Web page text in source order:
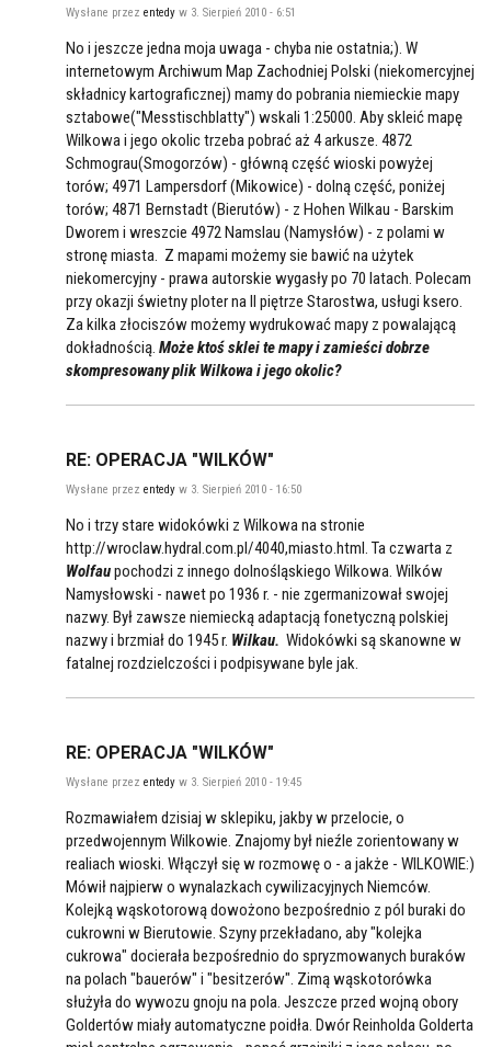
Wysłane przez entedy w 3. Sierpień 2010 - 6:51
No i jeszcze jedna moja uwaga - chyba nie ostatnia;). W
internetowym Archiwum Map Zachodniej Polski (niekomercyjnej
składnicy kartograficznej) mamy do pobrania niemieckie mapy
sztabowe("Messtischblatty") wskali 1:25000. Aby skleić mapę
Wilkowa i jego okolic trzeba pobrać aż 4 arkusze. 4872
Schmograu(Smogorzów) - główną część wioski powyżej
torów; 4971 Lampersdorf (Mikowice) - dolną część, poniżej
torów; 4871 Bernstadt (Bierutów) - z Hohen Wilkau - Barskim
Dworem i wreszcie 4972 Namslau (Namysłów) - z polami w
stronę miasta. Z mapami możemy sie bawić na użytek
niekomercyjny - prawa autorskie wygasły po 70 latach. Polecam
przy okazji świetny ploter na II piętrze Starostwa, usługi ksero.
Za kilka złociszów możemy wydrukować mapy z powalającą
dokładnością. Może ktoś sklei te mapy i zamieści dobrze
skompresowany plik Wilkowa i jego okolic?
RE: OPERACJA "WILKÓW"
Wysłane przez entedy w 3. Sierpień 2010 - 16:50
No i trzy stare widokówki z Wilkowa na stronie
http://wroclaw.hydral.com.pl/4040,miasto.html. Ta czwarta z
Wolfaupochodzi z innego dolnośląskiego Wilkowa. Wilków
Namysłowski - nawet po 1936 r. - nie zgermanizował swojej
nazwy. Był zawsze niemiecką adaptacją fonetyczną polskiej
nazwy i brzmiał do 1945 r. Wilkau. Widokówki są skanowne w
fatalnej rozdzielczości i podpisywane byle jak.
RE: OPERACJA "WILKÓW"
Wysłane przez entedy w 3. Sierpień 2010 - 19:45
Rozmawiałem dzisiaj w sklepiku, jakby w przelocie, o
przedwojennym Wilkowie. Znajomy był nieźle zorientowany w
realiach wioski. Włączył się w rozmowę o - a jakże - WILKOWIE:)
Mówił najpierw o wynalazkach cywilizacyjnych Niemców.
Kolejką wąskotorową dowożono bezpośrednio z pól buraki do
cukrowni w Bierutowie. Szyny przekładano, aby "kolejka
cukrowa" docierała bezpośrednio do spryzmowanych buraków
na polach "bauerów" i "besitzerów". Zimą wąskotorówka
służyła do wywozu gnoju na pola. Jeszcze przed wojną obory
Goldertów miały automatyczne poidła. Dwór Reinholda Golderta